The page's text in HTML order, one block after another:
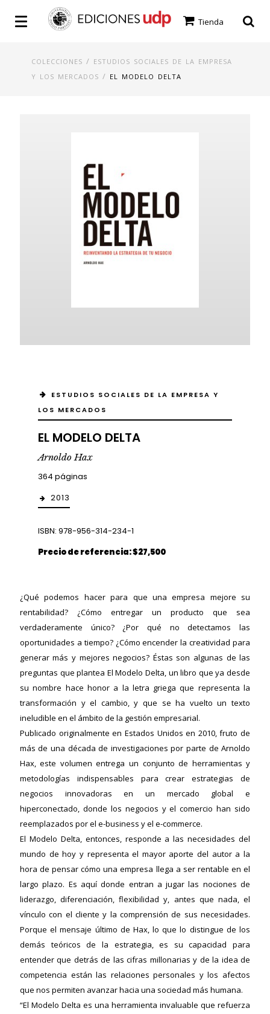
Tienda
COLECCIONES / ESTUDIOS SOCIALES DE LA EMPRESA
Y LOS MERCADOS / EL MODELO DELTA
ESTUDIOS SOCIALES DE LA EMPRESA Y
LOS MERCADOS
EL MODELO DELTA
Arnoldo Hax
364 páginas
2013
ISBN: 978-956-314-234-1
Precio de referencia: $27,500
¿Qué podemos hacer para que una empresa mejore su
rentabilidad? ¿Cómo entregar un producto que sea
verdaderamente único? ¿Por qué no detectamos las
oportunidades a tiempo? ¿Cómo encender la creatividad para
generar más y mejores negocios? Éstas son algunas de las
preguntas que plantea El Modelo Delta, un libro que ya desde
su nombre hace honor a la letra griega que representa la
transformación y el cambio, y que se ha vuelto un texto
ineludible en el ámbito de la gestión empresarial.
Publicado originalmente en Estados Unidos en 2010, fruto de
más de una década de investigaciones por parte de Arnoldo
Hax, este volumen entrega un conjunto de herramientas y
metodologías indispensables para crear estrategias de
negocios innovadoras en un mercado global e
hiperconectado, donde los negocios y el comercio han sido
reemplazados por el e-business y el e-commerce.
El Modelo Delta, entonces, responde a las necesidades del
mundo de hoy y representa el mayor aporte del autor a la
hora de pensar cómo una empresa llega a ser rentable en el
largo plazo. Es aquí donde entran a jugar las nociones de
liderazgo, diferenciación, flexibilidad y, antes que nada, el
vínculo con el cliente y la comprensión de sus necesidades.
Porque el mensaje último de Hax, lo que lo distingue de los
demás teóricos de la estrategia, es su capacidad para
entender que detrás de las cifras millonarias y de la idea de
competencia están las relaciones personales y los afectos
que nos permiten avanzar hacia una sociedad más humana.
“El Modelo Delta es una herramienta invaluable que refuerza